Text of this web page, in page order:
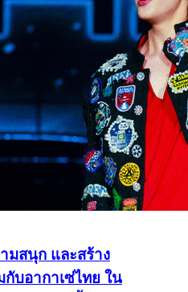
มสนุก และสร้าง
บอากาเซ่ไทย ใน